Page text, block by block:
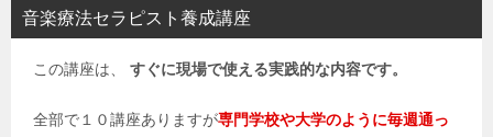
音楽療法セラピスト養成講座
この講座は、 すぐに現場で使える実践的な内容です。
全部で１０講座ありますが専門学校や大学のように毎週通っ